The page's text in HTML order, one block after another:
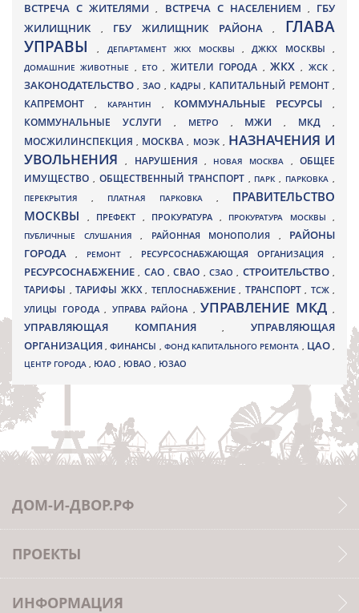
ВСТРЕЧА С ЖИТЕЛЯМИ, ВСТРЕЧА С НАСЕЛЕНИЕМ , ГБУ
ЖИЛИЩНИК
, ГБУ ЖИЛИЩНИК РАЙОНА, ГЛАВА
УПРАВЫ, ДЕПАРТАМЕНТ ЖКХ МОСКВЫ ,ДЖКХ МОСКВЫ ,
ДОМАШНИЕ ЖИВОТНЫЕ , ЕТО, ЖИТЕЛИ ГОРОДА , ЖКХ, ЖСК,
ЗАКОНОДАТЕЛЬСТВО , ЗАО , КАДРЫ, КАПИТАЛЬНЫЙ РЕМОНТ ,
КАПРЕМОНТ , КАРАНТИН , КОММУНАЛЬНЫЕ РЕСУРСЫ,
КОММУНАЛЬНЫЕ УСЛУГИ , МЕТРО , МЖИ, МКД ,
МОСЖИЛИНСПЕКЦИЯ, МОСКВА , МОЭК , НАЗНАЧЕНИЯ И
УВОЛЬНЕНИЯ, НАРУШЕНИЯ , НОВАЯ МОСКВА ,ОБЩЕЕ
ИМУЩЕСТВО , ОБЩЕСТВЕННЫЙ ТРАНСПОРТ , ПАРК, ПАРКОВКА ,
ПЕРЕКРЫТИЯ , ПЛАТНАЯ ПАРКОВКА , ПРАВИТЕЛЬСТВО
МОСКВЫ
, ПРЕФЕКТ , ПРОКУРАТУРА , ПРОКУРАТУРА МОСКВЫ ,
ПУБЛИЧНЫЕ СЛУШАНИЯ , РАЙОННАЯ МОНОПОЛИЯ , РАЙОНЫ
ГОРОДА
, РЕМОНТ , РЕСУРСОСНАБЖАЮЩАЯ ОРГАНИЗАЦИЯ ,
РЕСУРСОСНАБЖЕНИЕ, САО,СВАО ,СЗАО, СТРОИТЕЛЬСТВО,
ТАРИФЫ , ТАРИФЫ ЖКХ , ТЕПЛОСНАБЖЕНИЕ , ТРАНСПОРТ , ТСЖ ,
УЛИЦЫ ГОРОДА , УПРАВА РАЙОНА , УПРАВЛЕНИЕ МКД ,
УПРАВЛЯЮЩАЯ КОМПАНИЯ,УПРАВЛЯЮЩАЯ
ОРГАНИЗАЦИЯ,ФИНАНСЫ , ФОНД КАПИТАЛЬНОГО РЕМОНТА , ЦАО,
ЦЕНТР ГОРОДА , ЮАО , ЮВАО , ЮЗАО
ДОМ-И-ДВОР.РФ
ПРОЕКТЫ
ИНФОРМАЦИЯ